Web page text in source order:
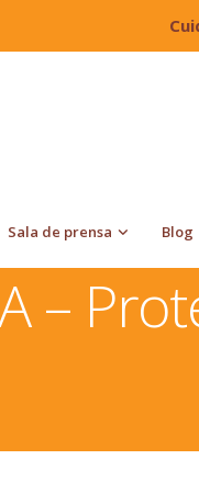
Sala de prensa Blog
PLLC VAWA –
–